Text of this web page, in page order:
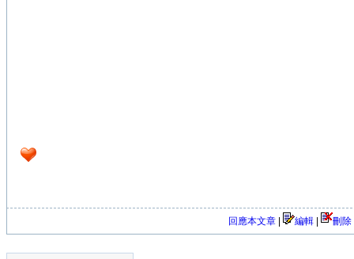
回應本文章 | 編輯 | 刪除